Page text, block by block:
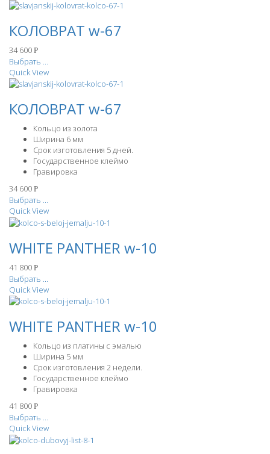
КОЛОВРАТ w-67
34 600 Р
Выбрать ...
Quick View
КОЛОВРАТ w-67
Кольцо из золота
Ширина 6 мм
Срок изготовления 5 дней.
Государственное клеймо
Гравировка
34 600 Р
Выбрать ...
Quick View
WHITE PANTHER w-10
41 800 Р
Выбрать ...
Quick View
WHITE PANTHER w-10
Кольцо из платины с эмалью
Ширина 5 мм
Срок изготовления 2 недели.
Государственное клеймо
Гравировка
41 800 Р
Выбрать ...
Quick View